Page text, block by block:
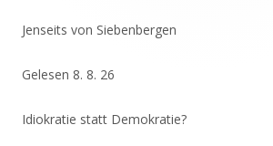
Jenseits von Siebenbergen
Gelesen 8. 8. 26
Idiokratie statt Demokratie?